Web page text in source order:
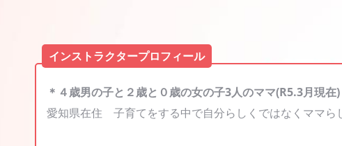
インストラクタープロフィール
＊４歳男の子と２歳と０歳の女の子3人のママ(R5.3月現
愛知県在住 子育てをする中で自分らしくではなくママら